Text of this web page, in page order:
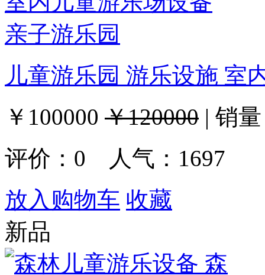
儿童游乐园 游乐设施 室
￥100000 ￥120000 | 销
评价： 0 人气：1697
放入购物车 收藏
新品